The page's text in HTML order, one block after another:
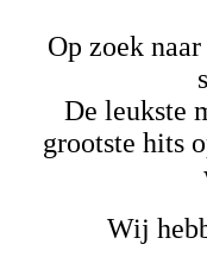
Op zoek
De leukste
grootste hits
Wij